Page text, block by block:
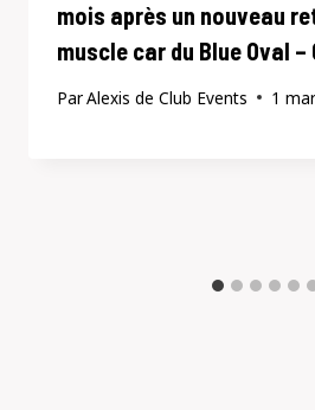
mois après un nouveau
muscle car du Blue Oval –
ParAlexis de Club Events 1